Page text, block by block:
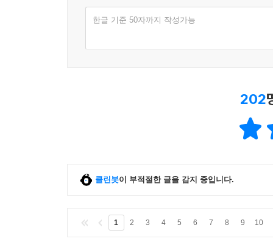
한글 기준 50자까지 작성가능
202
클린봇이 부적절한 글을 감지 중입니다.
1 2 3 4 5 6 7 8 9 10